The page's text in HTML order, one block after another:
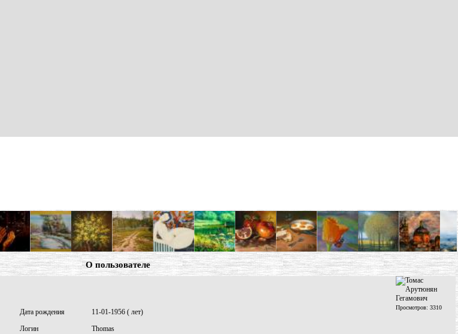
О пользователе
Просмотров: 3310
Дата рождения
11-01-1956 ( лет)
Логин
Thomas